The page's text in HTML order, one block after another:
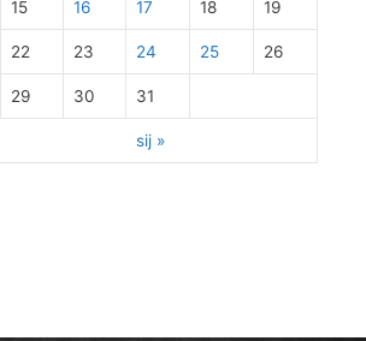
sij »
15 16 17 18 19
22 23 24 25 26
29 30 31